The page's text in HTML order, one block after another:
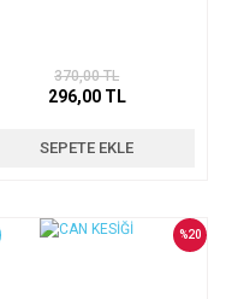
370,00 TL
296,00 TL
SEPETE EKLE
%20